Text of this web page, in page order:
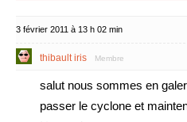
3 février 2011 à 13 h 02 min
thibault iris Membre
salut nous sommes en
passer le cyclone et